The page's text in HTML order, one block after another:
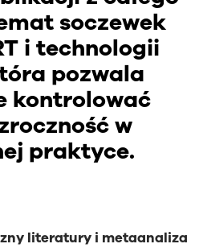
soczewek
i technologii
pozwala
kontrolować
w
praktyce.
literatury i metaanaliza